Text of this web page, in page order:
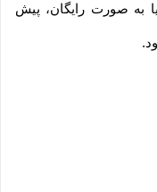
به صورت رایگان، پیش